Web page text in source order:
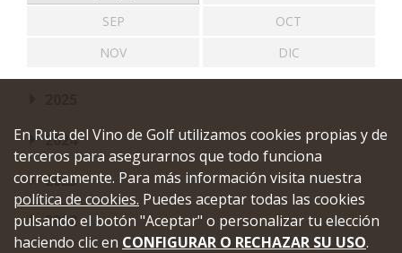
SEP
OCT
NOV
DIC
2024
2023
2022
En Ruta del Vino de Golf utilizamos cookies propias y de
terceros para asegurarnos que todo funciona
correctamente. Para más información visita nuestra
política de cookies. Puedes aceptar todas las cookies
pulsando el botón "Aceptar" o personalizar tu elección
haciendo clic en CONFIGURAR O RECHAZAR SU USO.